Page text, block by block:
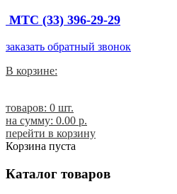
МТС (33) 396-29-29
заказать обратный звонок
В корзине:
товаров: 0 шт.
на сумму: 0.00 p.
перейти в корзину
Корзина пуста
Каталог товаров